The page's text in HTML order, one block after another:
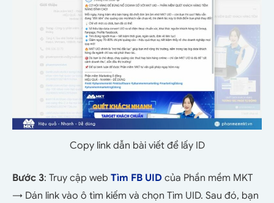
Copy link dẫn bài viết để lấy ID
Bước 3: Truy cập web Tìm FB UID của Phần mềm MKT
→ Dán link vào ô tìm kiếm và chọn Tìm UID. Sau đó, bạn